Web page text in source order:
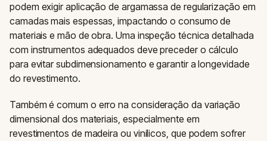
podem exigir aplicação de argamassa de regularização em
camadas mais espessas, impactando o consumo de
materiais e mão de obra. Uma inspeção técnica detalhada
com instrumentos adequados deve preceder o cálculo
para evitar subdimensionamento e garantir a longevidade
do revestimento.
Também é comum o erro na consideração da variação
dimensional dos materiais, especialmente em
revestimentos de madeira ou vinílicos, que podem sofrer